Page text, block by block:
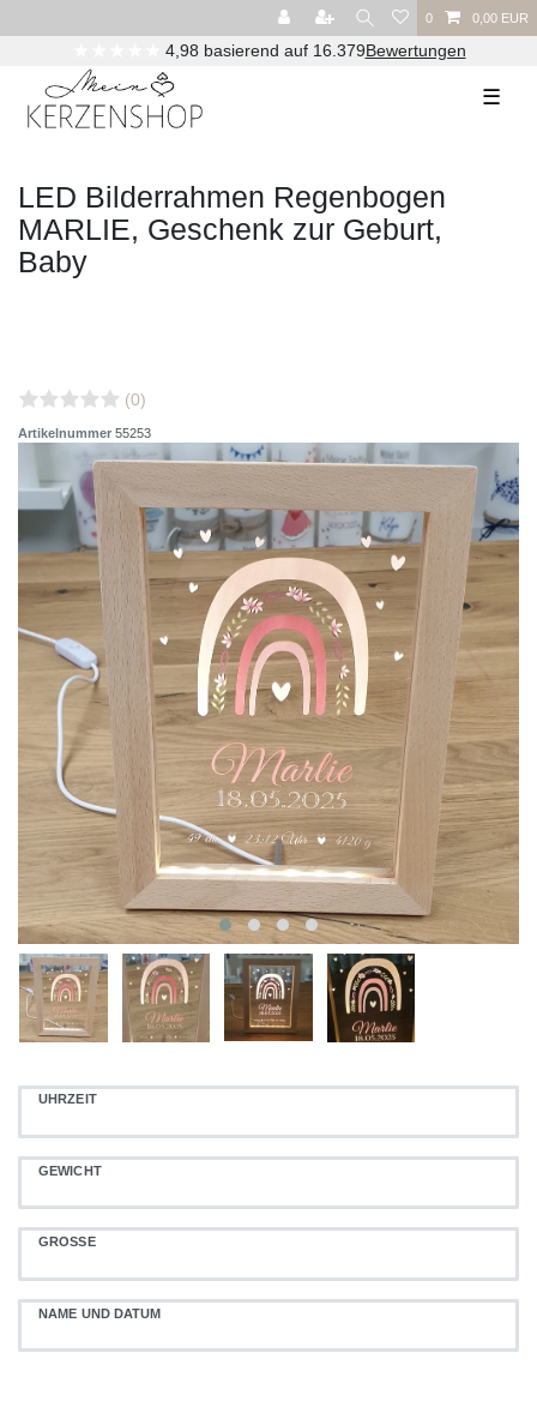
0 0,00 EUR
4,98 basierend auf 16.379Bewertungen
☰
LED Bilderrahmen Regenbogen
MARLIE, Geschenk zur Geburt,
Baby
(0)
Artikelnummer 55253
UHRZEIT
GEWICHT
GRÖSSE
NAME UND DATUM